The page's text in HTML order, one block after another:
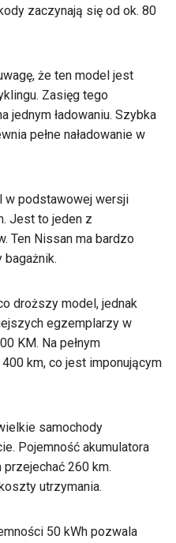
zaczynają się od ok. 80
że ten model jest
Zasięg tego
jednym ładowaniu. Szybka
pełne naładowanie w
w podstawowej wersji
Jest to jeden z
Ten Nissan ma bardzo
bagażnik.
droższy model, jednak
egzemplarzy w
KM. Na pełnym
km, co jest imponującym
samochody
Pojemność akumulatora
260 km.
utrzymania.
50 kWh pozwala